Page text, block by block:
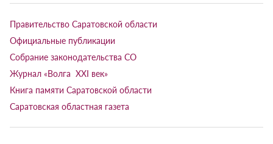
Правительство Саратовской области
Официальные публикации
Собрание законодательства СО
Журнал «Волга XXI век»
Книга памяти Саратовской области
Саратовская областная газета